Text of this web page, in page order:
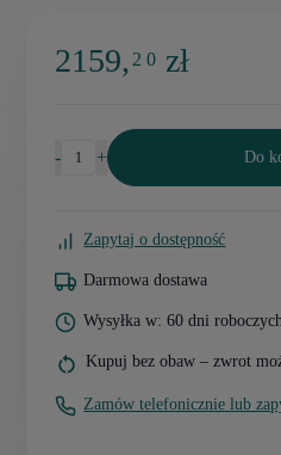
2159,2 0 zł
- + Do
Zapytaj o dostępność
Darmowa dostawa
Wysyłka w: 60 dni
Kupuj bez obaw – zwrot
Zamów telefonicznie lub